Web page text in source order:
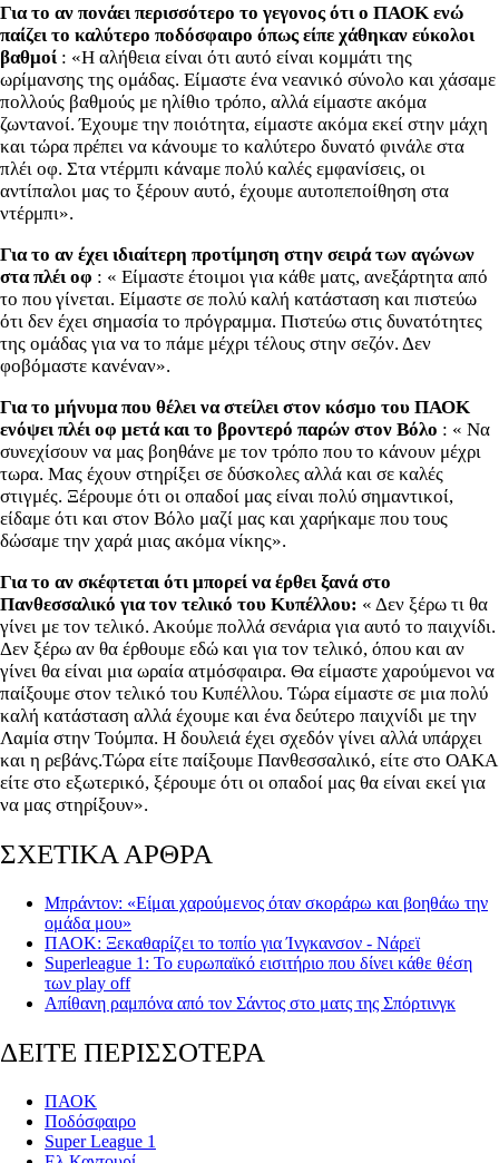
Για το αν πονάει περισσότερο το γεγονος ότι ο ΠΑΟΚ ενώ
παίζει το καλύτερο ποδόσφαιρο όπως είπε χάθηκαν εύκολοι
βαθμοί : «Η αλήθεια είναι ότι αυτό είναι κομμάτι της
ωρίμανσης της ομάδας. Είμαστε ένα νεανικό σύνολο και χάσαμε
πολλούς βαθμούς με ηλίθιο τρόπο, αλλά είμαστε ακόμα
ζωντανοί. Έχουμε την ποιότητα, είμαστε ακόμα εκεί στην μάχη
και τώρα πρέπει να κάνουμε το καλύτερο δυνατό φινάλε στα
πλέι οφ. Στα ντέρμπι κάναμε πολύ καλές εμφανίσεις, οι
αντίπαλοι μας το ξέρουν αυτό, έχουμε αυτοπεποίθηση στα
ντέρμπι».
Για το αν έχει ιδιαίτερη προτίμηση στην σειρά των αγώνων
στα πλέι οφ : « Είμαστε έτοιμοι για κάθε ματς, ανεξάρτητα από
το που γίνεται. Είμαστε σε πολύ καλή κατάσταση και πιστεύω
ότι δεν έχει σημασία το πρόγραμμα. Πιστεύω στις δυνατότητες
της ομάδας για να το πάμε μέχρι τέλους στην σεζόν. Δεν
φοβόμαστε κανέναν».
Για το μήνυμα που θέλει να στείλει στον κόσμο του ΠΑΟΚ
ενόψει πλέι οφ μετά και το βροντερό παρών στον Βόλο : « Να
συνεχίσουν να μας βοηθάνε με τον τρόπο που το κάνουν μέχρι
τωρα. Μας έχουν στηρίξει σε δύσκολες αλλά και σε καλές
στιγμές. Ξέρουμε ότι οι οπαδοί μας είναι πολύ σημαντικοί,
είδαμε ότι και στον Βόλο μαζί μας και χαρήκαμε που τους
δώσαμε την χαρά μιας ακόμα νίκης».
Για το αν σκέφτεται ότι μπορεί να έρθει ξανά στο
Πανθεσσαλικό για τον τελικό του Κυπέλλου: « Δεν ξέρω τι θα
γίνει με τον τελικό. Ακούμε πολλά σενάρια για αυτό το παιχνίδι.
Δεν ξέρω αν θα έρθουμε εδώ και για τον τελικό, όπου και αν
γίνει θα είναι μια ωραία ατμόσφαιρα. Θα είμαστε χαρούμενοι να
παίξουμε στον τελικό του Κυπέλλου. Τώρα είμαστε σε μια πολύ
καλή κατάσταση αλλά έχουμε και ένα δεύτερο παιχνίδι με την
Λαμία στην Τούμπα. Η δουλειά έχει σχεδόν γίνει αλλά υπάρχει
και η ρεβάνς.Τώρα είτε παίξουμε Πανθεσσαλικό, είτε στο ΟΑΚΑ
είτε στο εξωτερικό, ξέρουμε ότι οι οπαδοί μας θα είναι εκεί για
να μας στηρίξουν».
ΣΧΕΤΙΚΑ ΑΡΘΡΑ
Mπράντον: «Είμαι χαρούμενος όταν σκοράρω και βοηθάω την
ομάδα μου»
ΠΑΟΚ: Ξεκαθαρίζει το τοπίο για Ίνγκανσον - Νάρεϊ
Superleague 1: Το ευρωπαϊκό εισιτήριο που δίνει κάθε θέση
των play off
Απίθανη ραμπόνα από τον Σάντος στο ματς της Σπόρτινγκ
ΔΕΙΤΕ ΠΕΡΙΣΣΟΤΕΡΑ
ΠΑΟΚ
Ποδόσφαιρο
Super League 1